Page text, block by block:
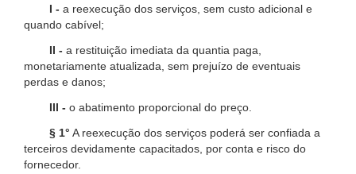
I - a reexecução dos serviços, sem custo adicional e
quando cabível;
II - a restituição imediata da quantia paga,
monetariamente atualizada, sem prejuízo de eventuais
perdas e danos;
III - o abatimento proporcional do preço.
§ 1° A reexecução dos serviços poderá ser confiada a
terceiros devidamente capacitados, por conta e risco do
fornecedor.